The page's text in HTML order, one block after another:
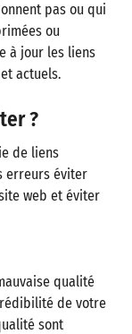
pas ou qui
ou
à jour les liens
actuels.
?
de liens
erreurs éviter
web et éviter
qualité
de votre
sont